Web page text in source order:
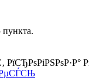
пункта.